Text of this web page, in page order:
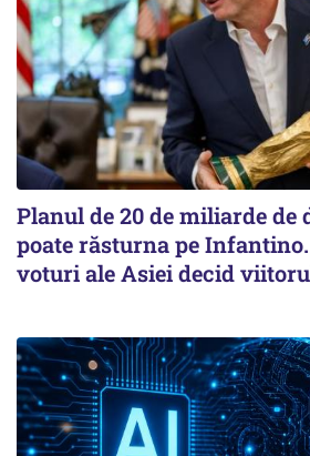
Planul de 20 de miliarde de
poate răsturna pe Infantino.
voturi ale Asiei decid